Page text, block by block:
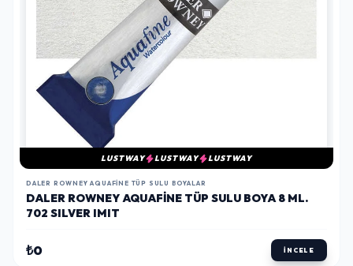
LUSTWAY LUSTWAY LUSTWAY
DALER ROWNEY AQUAFINE TÜP SULU BOYALAR
DALER ROWNEY AQUAFINE TÜP SULU BOYA 8 ML.
702 SILVER IMIT
₺0 İNCELE